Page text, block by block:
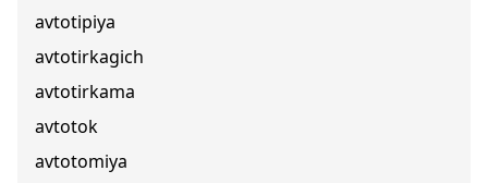
avtotipiya
avtotirkagich
avtotirkama
avtotok
avtotomiya